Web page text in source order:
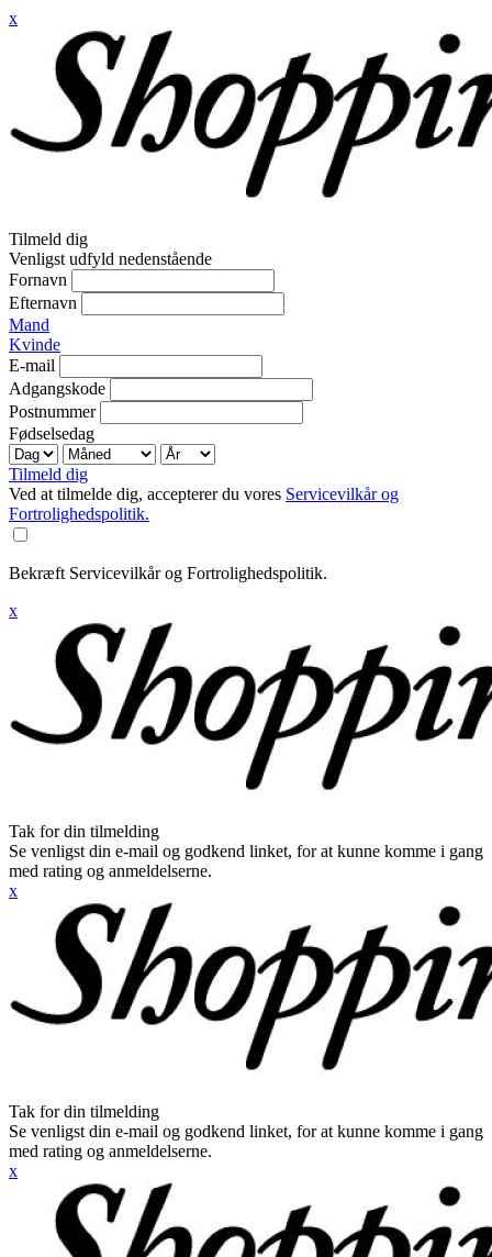
x
Tilmeld dig
Venligst udfyld nedenstående
Fornavn
Efternavn
Mand
Kvinde
E-mail
Adgangskode
Postnummer
Fødselsedag
Tilmeld dig
Ved at tilmelde dig, accepterer du vores Servicevilkår og
Fortrolighedspolitik.
Bekræft Servicevilkår og Fortrolighedspolitik.
x
Tak for din tilmelding
Se venligst din e-mail og godkend linket, for at kunne komme i gang
med rating og anmeldelserne.
x
Tak for din tilmelding
Se venligst din e-mail og godkend linket, for at kunne komme i gang
med rating og anmeldelserne.
x